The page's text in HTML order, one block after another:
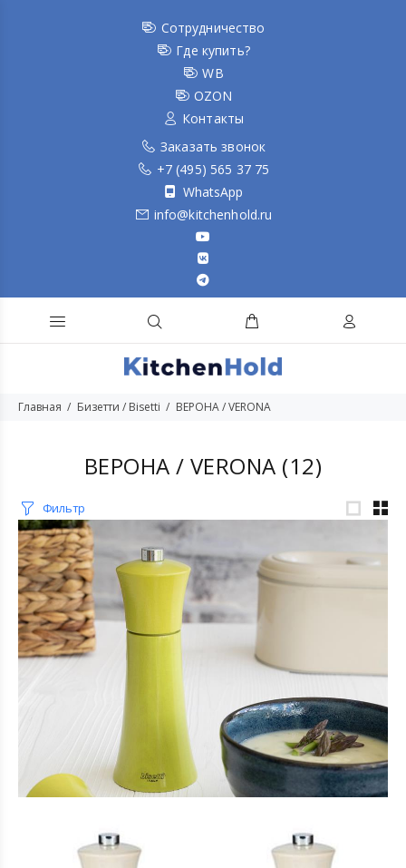
Сотрудничество
Где купить?
WB
OZON
Контакты
Заказать звонок
+7 (495) 565 37 75
WhatsApp
info@kitchenhold.ru
Главная Бизетти / Bisetti ВЕРОНА / VERONA
ВЕРОНА / VERONA (12)
Фильтр